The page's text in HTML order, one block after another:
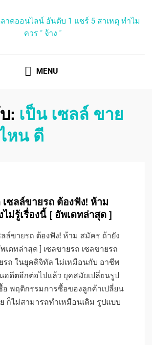
MENU
: เป็น เซลล์ ขาย
หน ดี
เซลล์ขายรถ ต้องฟัง! ห้าม
ม่รู้เรื่องนี้ [ อัพเดทล่าสุด ]
ลล์ขายรถ ต้องฟัง! ห้าม สมัคร ถ้ายัง
เดทล่าสุด ] เซลขายรถ เซลขายรถ
รถ ในยุคดิจิทัล ไม่เหมือนกับ อาชีพ
อดีตอีกต่อไปแล้ว ยุคสมัยเปลี่ยนรูป
อ พฤติกรรมการซื้อของลูกค้าเปลี่ยน
ก็ไม่สามารถทำเหมือนเดิม รูปแบบ